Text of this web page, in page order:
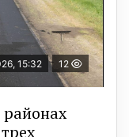
15:32 12